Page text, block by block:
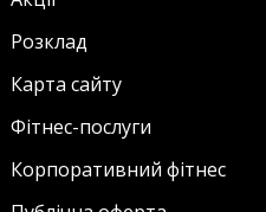
Розклад
Карта сайту
Фітнес-послуги
Корпоративний фітнес